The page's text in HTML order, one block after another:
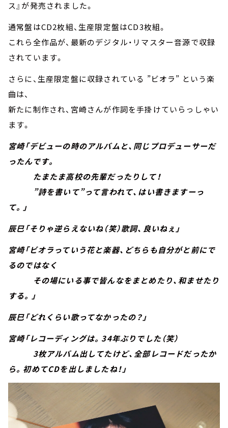
ス』が発売されました。
通常盤はCD2枚組、生産限定盤はCD3枚組。
これら全作品が、最新のデジタル・リマスター音源で収録
されています。
さらに、生産限定盤に収録されている ”ビオラ” という楽
曲は、
新たに制作され、宮崎さんが作詞を手掛けていらっしゃい
ます。
宮崎「デビューの時のアルバムと、同じプロデューサーだ
ったんです。
たまたま高校の先輩だったりして！
”詩を書いて”って言われて、はい書きますーっ
て。」
辰巳「そりゃ逆らえないね（笑）歌詞、良いねぇ」
宮崎「ビオラっていう花と楽器、どちらも自分がと前にで
るのではなく
その場にいる事で皆んなをまとめたり、和ませたり
する。」
辰巳「どれくらい歌ってなかったの？」
宮崎「レコーディングは。34年ぶりでした（笑）
3枚アルバム出してたけど、全部レコードだったか
ら。初めてCDを出しましたね！」